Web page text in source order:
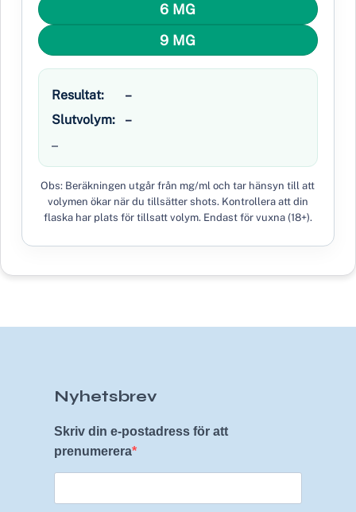
6 MG
9 MG
Resultat:
–
Slutvolym:
–
–
Obs: Beräkningen utgår från mg/ml och tar hänsyn till att
volymen ökar när du tillsätter shots. Kontrollera att din
flaska har plats för tillsatt volym. Endast för vuxna (18+).
Nyhetsbrev
Skriv din e-postadress för att
prenumerera